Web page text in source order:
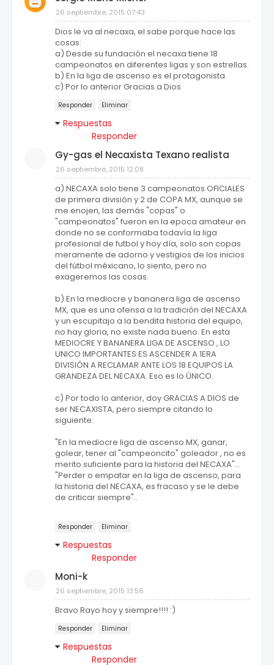
26 septiembre, 2015 07:43
Dios le va al necaxa, el sabe porque hace las
cosas:
a) Desde su fundación el necaxa tiene 18
campeonatos en diferentes ligas y son estrellas.
b) En la liga de ascenso es el protagonista.
c) Por lo anterior Gracias a Dios
Responder Eliminar
Respuestas
Responder
Gy-gas el Necaxista Texano realista
26 septiembre, 2015 12:08
a) NECAXA solo tiene 3 campeonatos OFICIALES
de primera división y 2 de COPA MX, aunque se
me enojen, las demás "copas" o
"campeonatos" fueron en la epoca amateur en
donde no se conformaba todavía la liga
profesional de futbol y hoy día, solo son copas
meramente de adorno y vestigios de los inicios
del fútbol méxicano, lo siento, pero no
exageremos las cosas.
b) En la mediocre y bananera liga de ascenso
MX, que es una ofensa a la tradición del NECAXA
y un escupitajo a la bendita historia del equipo,
no hay gloria, no existe nada bueno. En esta
MEDIOCRE Y BANANERA LIGA DE ASCENSO , LO
UNICO IMPORTANTES ES ASCENDER A 1ERA
DIVISIÓN A RECLAMAR ANTE LOS 18 EQUIPOS LA
GRANDEZA DEL NECAXA. Eso es lo ÚNICO.
c) Por todo lo anterior, doy GRACIAS A DIOS de
ser NECAXISTA, pero siempre citando lo
siguiente:
"En la mediocre liga de ascenso MX, ganar,
golear, tener al "campeoncito" goleador , no es
merito suficiente para la historia del NECAXA"...
"Perder o empatar en la liga de ascenso, para
la historia del NECAXA, es fracaso y se le debe
de criticar siempre"..
Responder Eliminar
Respuestas
Responder
Moni-k
26 septiembre, 2015 13:56
Bravo Rayo hoy y siempre!!!! :)
Responder Eliminar
Respuestas
Responder